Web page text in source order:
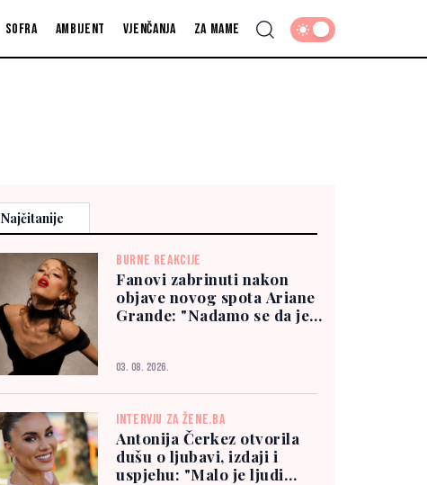
Sofra Ambijent Vjenčanja Za mame
Najčitanije
BURNE REAKCIJE
Fanovi zabrinuti nakon
objave novog spota Ariane
Grande: "Nadamo se da je
03. 08. 2026.
INTERVJU ZA ŽENE.BA
Antonija Čerkez otvorila
dušu o ljubavi, izdaji i
uspjehu: "Malo je ljudi